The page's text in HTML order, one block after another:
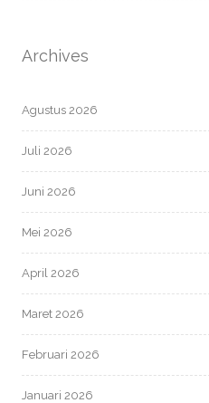
Archives
Agustus 2026
Juli 2026
Juni 2026
Mei 2026
April 2026
Maret 2026
Februari 2026
Januari 2026